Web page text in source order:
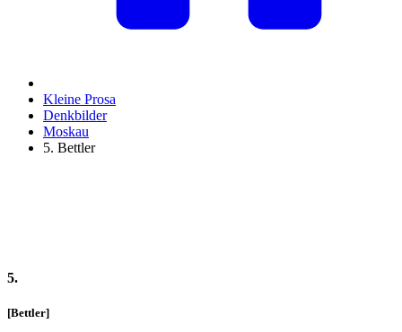
Kleine Prosa
Denkbilder
Moskau
5. Bettler
5.
[Bettler]